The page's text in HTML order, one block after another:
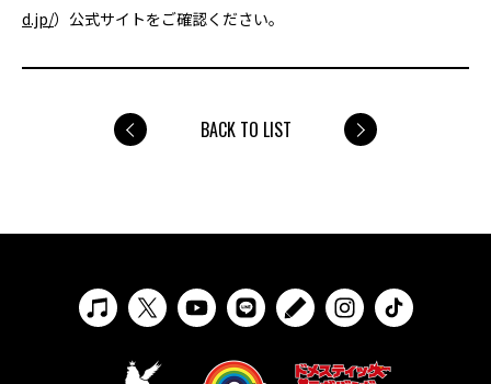
d.jp/）公式サイトをご確認ください。
BACK TO LIST